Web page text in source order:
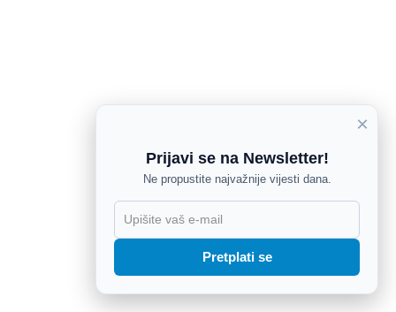
×
Prijavi se na Newsletter!
Ne propustite najvažnije vijesti dana.
Pretplati se